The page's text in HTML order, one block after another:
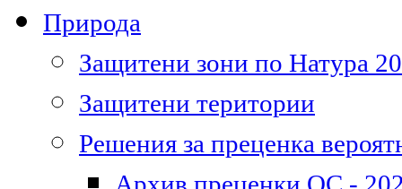
Природа
Защитени зони по Натура
Защитени територии
Решения за преценка